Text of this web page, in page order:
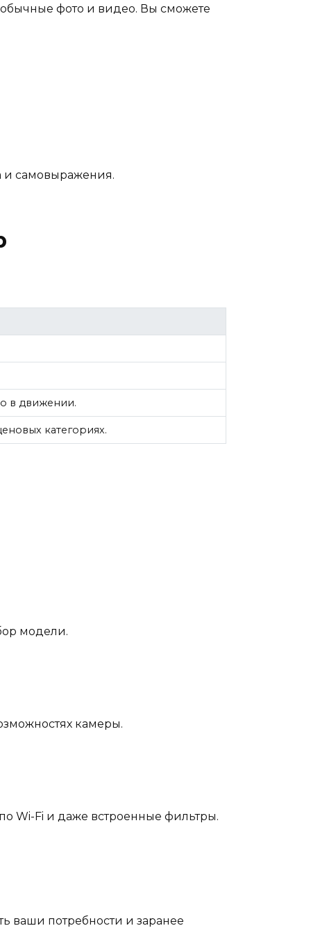
фото и видео. Вы сможете
и самовыражения.
в движении.
категориях.
модели.
камеры.
Wi-Fi и даже встроенные фильтры.
ваши потребности и заранее